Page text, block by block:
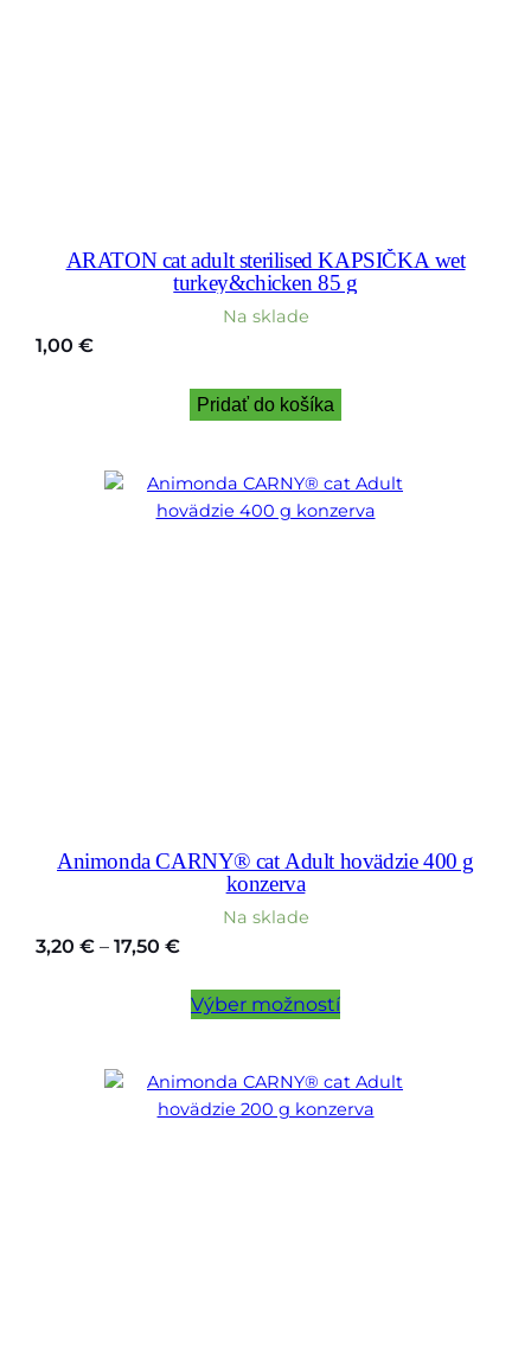
ARATON cat adult sterilised KAPSIČKA wet
turkey&chicken 85 g
Na sklade
1,00 €
Pridať do košíka
Animonda CARNY® cat Adult hovädzie 400 g
konzerva
Na sklade
3,20 € – 17,50 €Price
3,20 €
Výber možností